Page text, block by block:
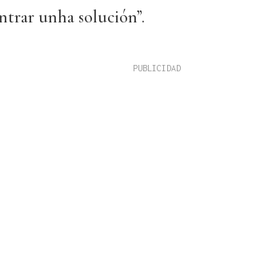
unha solución”.